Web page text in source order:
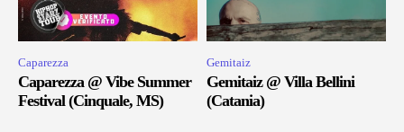
Caparezza
Caparezza @ Vibe Summer
Festival (Cinquale, MS)
Gemitaiz
Gemitaiz @ Villa Bellini
(Catania)